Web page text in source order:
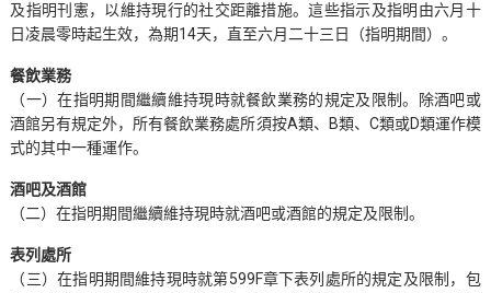
及指明刊憲，以維持現行的社交距離措施。這些指示及指明由六月十
日凌晨零時起生效，為期14天，直至六月二十三日（指明期間）。
餐飲業務
（一）在指明期間繼續維持現時就餐飲業務的規定及限制。除酒吧或
酒館另有規定外，所有餐飲業務處所須按A類、B類、C類或D類運作模
式的其中一種運作。
酒吧及酒館
（二）在指明期間繼續維持現時就酒吧或酒館的規定及限制。
表列處所
（三）在指明期間維持現時就第599F章下表列處所的規定及限制，包